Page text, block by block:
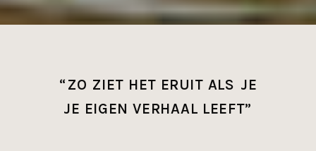
“ZO ZIET HET ERUIT ALS JE
JE EIGEN VERHAAL LEEFT”